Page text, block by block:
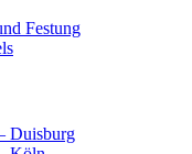
Festung
Duisburg